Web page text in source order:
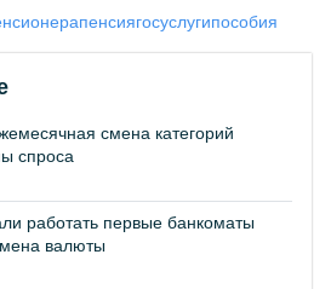
пенсиягосуслугипособия
смена категорий
спроса
работать первые банкоматы
валюты